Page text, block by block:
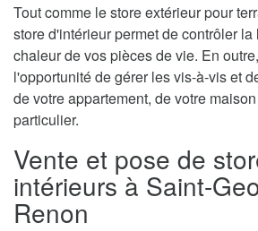
Tout comme le store extérieur pour
store d'intérieur permet de contrôler
chaleur de vos pièces de vie. En
l'opportunité de gérer les vis-à-vis et
de votre appartement, de votre
particulier.
Vente et pose de
intérieurs à Saint-
Renon